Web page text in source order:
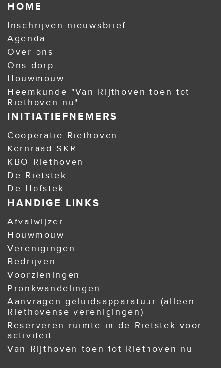
HOME
Inschrijven nieuwsbrief
Agenda
Over ons
Ons dorp
Houwmouw
Heemkunde "Van Rijthoven toen tot
Riethoven nu"
INITIATIEFNEMERS
Coöperatie Riethoven
Kernraad SKR
KBO Riethoven
De Rietstek
De Hofstek
HANDIGE LINKS
Afvalwijzer
Houwmouw
Verenigingen
Bedrijven
Voorzieningen
Pronkwandelingen
Aanvragen geluidsapparatuur (alleen
Riethovense verenigingen)
Reserveren ruimte in de Rietstek voor
activiteit
Van Rijthoven toen tot Riethoven nu